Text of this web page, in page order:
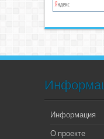
Информация
О проекте